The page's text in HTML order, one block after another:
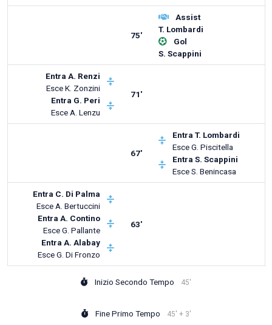
75'
Assist
T. Lombardi
Gol
S. Scappini
Entra A. Renzi
EsceK. Zonzini
Entra G. Peri
Esce A. Lenzu
71'
67'
Entra T. Lombardi
EsceG. Piscitella
Entra S. Scappini
EsceS. Benincasa
Entra C. Di Palma
Esce A. Bertuccini
Entra A. Contino
EsceG. Pallante
Entra A. Alabay
EsceG. Di Fronzo
63'
Inizio Secondo Tempo 45'
Fine Primo Tempo 45' + 3'